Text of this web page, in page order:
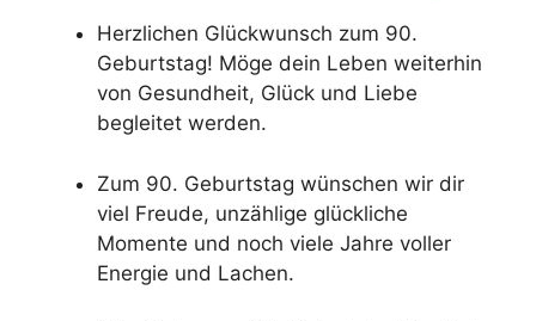
Herzlichen Glückwunsch zum 90.
Geburtstag! Möge dein Leben weiterhin
von Gesundheit, Glück und Liebe
begleitet werden.
Zum 90. Geburtstag wünschen wir dir
viel Freude, unzählige glückliche
Momente und noch viele Jahre voller
Energie und Lachen.